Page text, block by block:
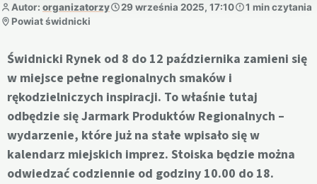
Autor: organizatorzy 29 września 2025, 17:10
1 min czytania
Powiat świdnicki
Świdnicki Rynek od 8 do 12 października zamieni się
w miejsce pełne regionalnych smaków i
rękodzielniczych inspiracji. To właśnie tutaj
odbędzie się Jarmark Produktów Regionalnych –
wydarzenie, które już na stałe wpisało się w
kalendarz miejskich imprez. Stoiska będzie można
odwiedzać codziennie od godziny 10.00 do 18.